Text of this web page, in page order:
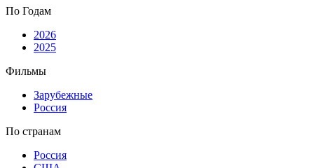
По Годам
2026
2025
Фильмы
Зарубежные
Россия
По странам
Россия